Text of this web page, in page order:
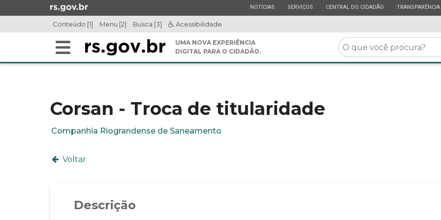
para
para
ESTADO
NOTÍCIAS ESTADO
SERVIÇOS ESTADO
CENTRAL DO CIDADÃO ESTADO
TRANSPARÊNCIA
Conteúdo [1] Menu [2] Busca [3] Acessibilidade
Alterna
UMA NOVA EXPERIÊNCIA
DIGITAL PARA O CIDADÃO.
O
que
você
Corsan - Troca de titularidade
Companhia Riograndense de Saneamento
Voltar
Descrição